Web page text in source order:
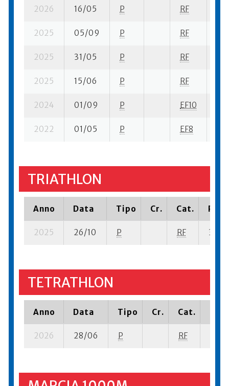
2026 16/05 P RF
2025 05/09 P RF
2025 31/05 P RF
2025 15/06 P RF
2024 01/09 P EF10
2022 01/05 P EF8
TRIATHLON
Anno Data Tipo Cr. Cat.
2025 26/10 P RF 3 su-
TETRATHLON
Anno Data Tipo Cr. Cat.
2026 28/06 P RF